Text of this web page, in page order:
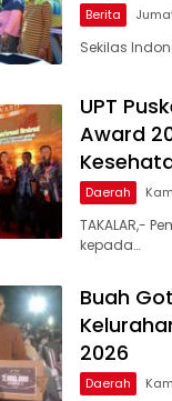
Berita
Sekilas
UPT
Award
Daerah
TAKALAR,-
kepada…
Buah
2026
Daerah